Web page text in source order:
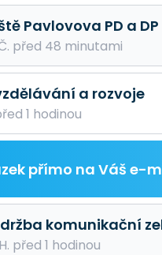
Pavlovova PD a DP
před 48 minutami
a rozvoje
1 hodinou
přímo na Váš e-
komunikační
před 1 hodinou